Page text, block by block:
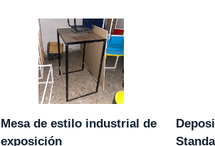
Mesa de estilo industrial de
exposición